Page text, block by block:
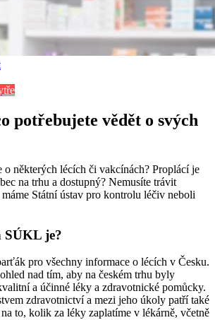
potřebujete vědět o svých
o některých lécích či vakcínách? Proplácí je
na trhu a dostupný? Nemusíte trávit
Státní ústav pro kontrolu léčiv neboli
SÚKL je?
pro všechny informace o lécích v Česku.
nad tím, aby na českém trhu byly
a účinné léky a zdravotnické pomůcky.
zdravotnictví a mezi jeho úkoly patří také
to, kolik za léky zaplatíme v lékárně, včetně